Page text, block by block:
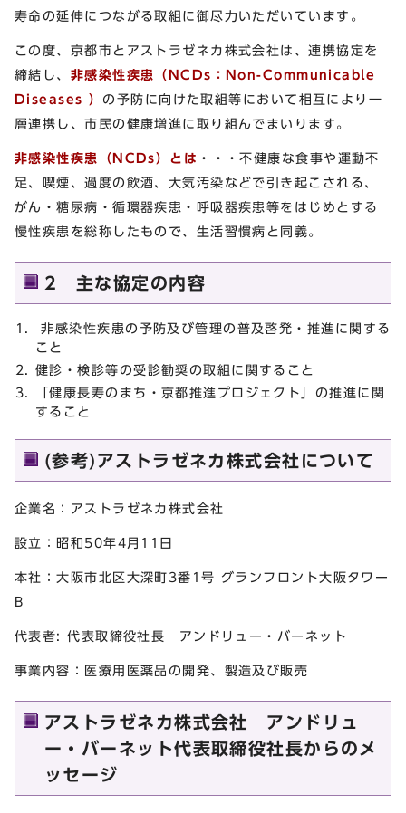
寿命の延伸につながる取組に御尽力いただいています。
この度、京都市とアストラゼネカ株式会社は、連携協定を
締結し、 非感染性疾患（NCDs：Non-Communicable
Diseases ） の予防に向けた取組等において相互により一
層連携し、市民の健康増進に取り組んでまいります。
非感染性疾患（NCDs）とは ・・・不健康な食事や運動不
足、喫煙、過度の飲酒、大気汚染などで引き起こされる、
がん・糖尿病・循環器疾患・呼吸器疾患等をはじめとする
慢性疾患を総称したもので、生活習慣病と同義。
2 主な協定の内容
非感染性疾患の予防及び管理の普及啓発・推進に関する
こと
健診・検診等の受診勧奨の取組に関すること
「健康長寿のまち・京都推進プロジェクト」の推進に関
すること
(参考)アストラゼネカ株式会社について
企業名：アストラゼネカ株式会社
設立：昭和50年4月11日
本社：大阪市北区大深町3番1号 グランフロント大阪タワー
B
代表者: 代表取締役社長 アンドリュー・バーネット
事業内容：医療用医薬品の開発、製造及び販売
アストラゼネカ株式会社 アンドリュ
ー・バーネット代表取締役社長からのメ
ッセージ